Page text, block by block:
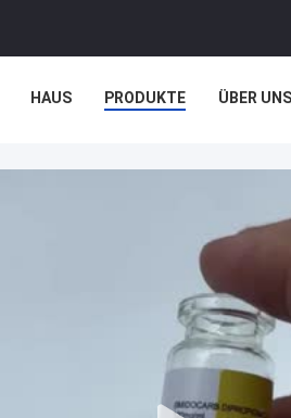
HAUS PRODUKTE ÜBER UNS